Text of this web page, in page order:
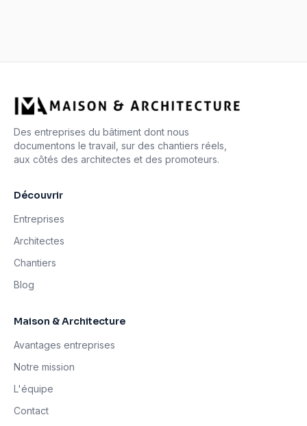
Des entreprises du bâtiment dont nous
documentons le travail, sur des chantiers réels,
aux côtés des architectes et des promoteurs.
Découvrir
Entreprises
Architectes
Chantiers
Blog
Maison & Architecture
Avantages entreprises
Notre mission
L'équipe
Contact